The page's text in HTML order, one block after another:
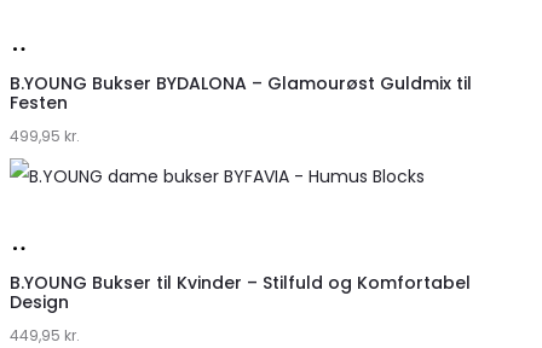
hos
B.YOUNG Bukser BYDALONA – Glamourøst Guldmix til
Festen
499,95 kr.
hos
Klædeskabet.dk
B.YOUNG Bukser til Kvinder – Stilfuld og Komfortabel
Design
449,95 kr.